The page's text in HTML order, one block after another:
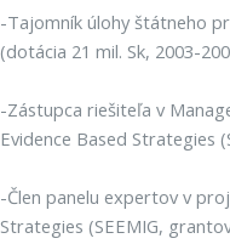
-Tajomník úlohy štátneho
(dotácia 21 mil. Sk, 2003-
-Zástupca riešiteľa v
Evidence Based Strategies
-Člen panelu expertov v
Strategies (SEEMIG,